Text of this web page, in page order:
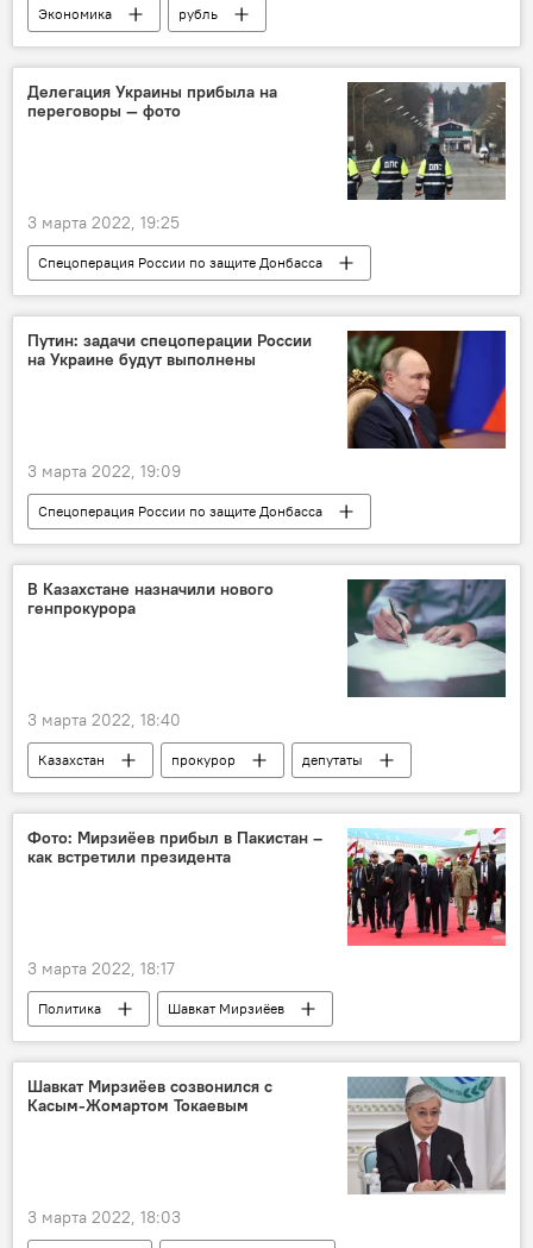
Экономика
рубль
Центральный банк Республики Узбекистан
Делегация Украины прибыла на
переговоры — фото
3 марта 2022, 19:25
Спецоперация России по защите Донбасса
Украина
Делегация
Путин: задачи спецоперации России
на Украине будут выполнены
3 марта 2022, 19:09
Спецоперация России по защите Донбасса
Владимир Путин
Украина
В Казахстане назначили нового
генпрокурора
3 марта 2022, 18:40
Казахстан прокурор
депутаты
пост
В мире
Фото: Мирзиёев прибыл в Пакистан –
как встретили президента
3 марта 2022, 18:17
Политика
Шавкат Мирзиёев
Пакистан
Шавкат Мирзиёев созвонился с
Касым-Жомартом Токаевым
3 марта 2022, 18:03